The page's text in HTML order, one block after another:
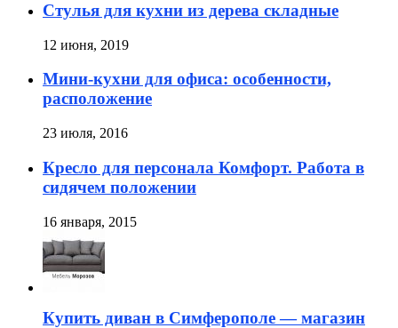
Стулья для кухни из дерева складные
12 июня, 2019
Мини-кухни для офиса: особенности,
расположение
23 июля, 2016
Кресло для персонала Комфорт. Работа в
сидячем положении
16 января, 2015
Купить диван в Симферополе — магазин